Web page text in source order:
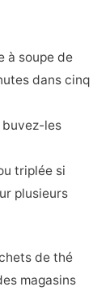
à soupe de
dans cinq
buvez-les
triplée si
plusieurs
de thé
magasins